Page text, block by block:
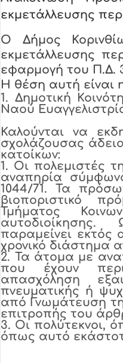
εκμετάλλευσης
Ο Δήμος
εκμετάλλευσης
εφαρμογή του Π.Δ.
Η θέση αυτή είναι
1. Δημοτική
Ναού
Καλούνται να
σχολάζουσας
κατοίκων:
1. Οι πολεμιστές
αναπηρία
1044/71. Τα
βιοποριστικό
Τμήματος
αυτοδιοίκησης.
παραμείνει εκτός
χρονικό διάστημα
2. Τα άτομα με
που έχουν
απασχόληση
πνευματικής ή
από Γνωμάτευση
επιτροπής του
3. Οι πολύτεκνοι,
όπως αυτό